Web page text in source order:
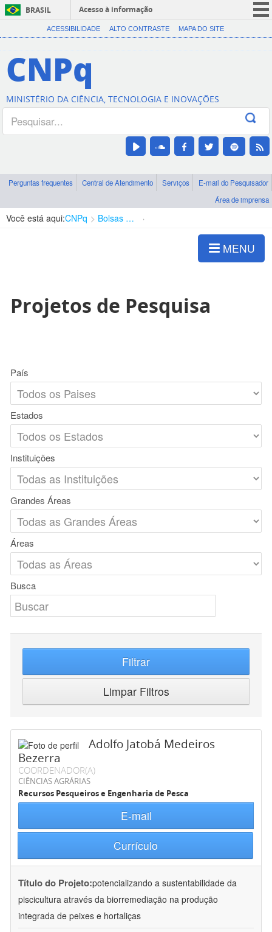
BRASIL
Acesso à informação
CORONAVÍRUS (COVID-19)
Canais
ACESSIBILIDADE ALTO CONTRASTE MAPA DO SITE
CNPq
MINISTÉRIO DA CIÊNCIA, TECNOLOGIA E INOVAÇÕES
Perguntas frequentes Central de Atendimento Serviços
E-mail do Pesquisador
Área de imprensa
Você está aqui:CNPq Bolsas e Auxílios Vigentes
MENU
Projetos de Pesquisa
País
Estados
Instituições
Grandes Áreas
Áreas
Busca
Filtrar
Limpar Filtros
Adolfo Jatobá Medeiros
Bezerra
COORDENADOR(A)
CIÊNCIAS AGRÁRIAS
Recursos Pesqueiros e Engenharia de Pesca
E-mail
Currículo
Título do Projeto:potencializando a sustentabilidade da
piscicultura através da biorremediação na produção
integrada de peixes e hortaliças